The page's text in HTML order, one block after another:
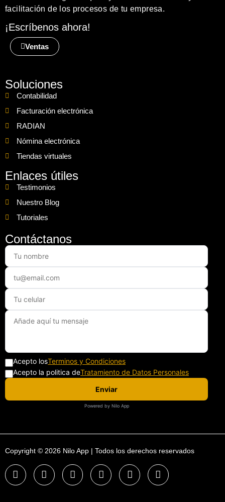
facilitación de los procesos de tu empresa.
¡Escríbenos ahora!
Ventas
Soluciones
Contabilidad
Facturación electrónica
RADIAN
Nómina electrónica
Tiendas virtuales
Enlaces útiles
Testimonios
Nuestro Blog
Tutoriales
Contáctanos
Acepto losTerminos y Condiciones
Acepto la politica deTratamiento de Datos Personales
Enviar
Powered by Nilo App
Copyright © 2026 Nilo App | Todos los derechos reservados